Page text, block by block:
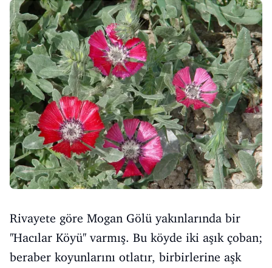
Rivayete göre Mogan Gölü yakınlarında bir
''Hacılar Köyü'' varmış. Bu köyde iki aşık çoban;
beraber koyunlarını otlatır, birbirlerine aşk